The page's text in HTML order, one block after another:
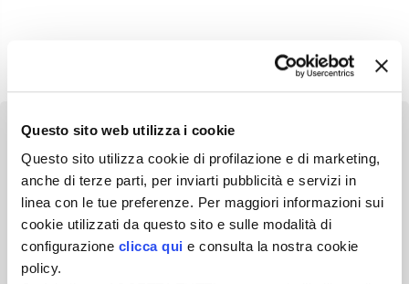
Questo sito web utilizza i cookie
Questo sito utilizza cookie di profilazione e di marketing,
anche di terze parti, per inviarti pubblicità e servizi in
linea con le tue preferenze. Per maggiori informazioni sui
cookie utilizzati da questo sito e sulle modalità di
configurazione clicca qui e consulta la nostra cookie
policy.
Newsletter
Scopri un servizio d'informazione di alta qualità. Tagliato sulle tue
esigenze.